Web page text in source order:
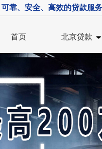
靠、安全、高效的贷款服务
首页 北京贷款